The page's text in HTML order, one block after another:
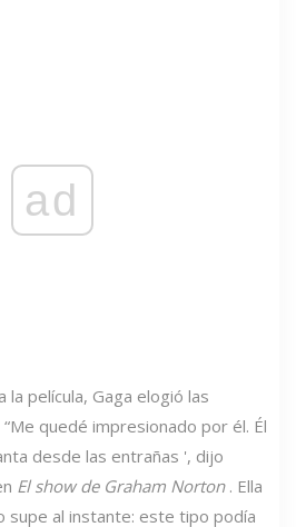
ad
película, Gaga elogió las
quedé impresionado por él. Él
desde las entrañas ', dijo
El show de Graham Norton. Ella
supe al instante: este tipo podía